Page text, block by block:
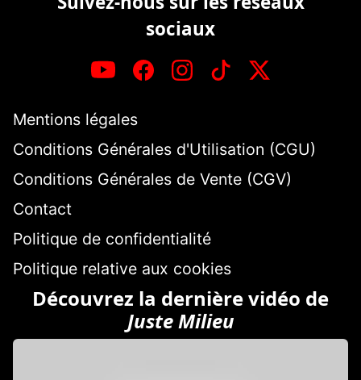
sociaux
Mentions légales
Conditions Générales d'Utilisation (CGU)
Conditions Générales de Vente (CGV)
Contact
Politique de confidentialité
Politique relative aux cookies
Découvrez la dernière vidéo de
Juste Milieu